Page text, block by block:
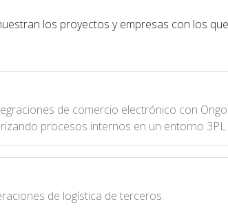
los proyectos y empresas con los
de comercio electrónico con
procesos internos en un entorno 3PL
de logística de terceros.